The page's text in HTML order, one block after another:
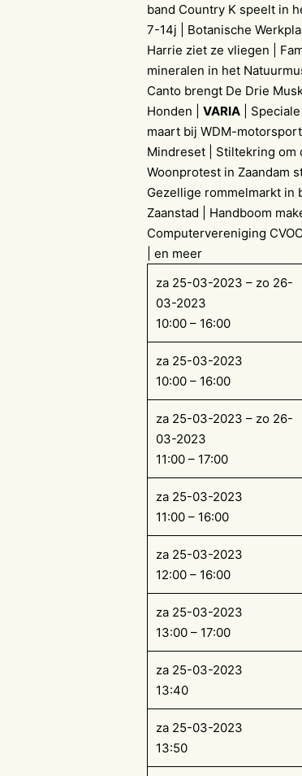
band Country K speelt in
7-14j | Botanische
Harrie ziet ze vliegen |
mineralen in het
Canto brengt De Drie
Honden | VARIA |
maart bij WDM-
Mindreset | Stiltekring om
Woonprotest in Zaandam
Gezellige rommelmarkt in
Zaanstad | Handboom
Computervereniging
| en meer
za 25-03-2023 – zo 26-
03-2023
10:00 – 16:00
za 25-03-2023
10:00 – 16:00
za 25-03-2023 – zo 26-
03-2023
11:00 – 17:00
za 25-03-2023
11:00 – 16:00
za 25-03-2023
12:00 – 16:00
za 25-03-2023
13:00 – 17:00
za 25-03-2023
13:40
za 25-03-2023
13:50